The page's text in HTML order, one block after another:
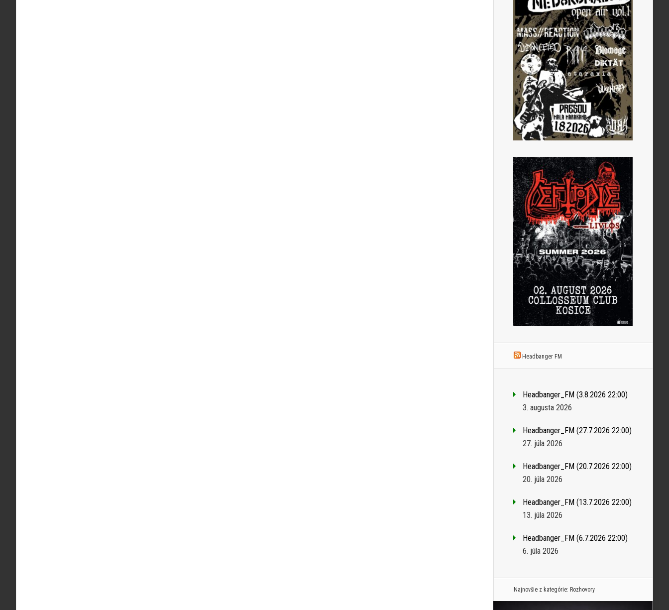
Headbanger FM
Headbanger_FM (3.8.2026 22:00)
3. augusta 2026
Headbanger_FM (27.7.2026 22:00)
27. júla 2026
Headbanger_FM (20.7.2026 22:00)
20. júla 2026
Headbanger_FM (13.7.2026 22:00)
13. júla 2026
Headbanger_FM (6.7.2026 22:00)
6. júla 2026
Najnovšie z kategórie: Rozhovory